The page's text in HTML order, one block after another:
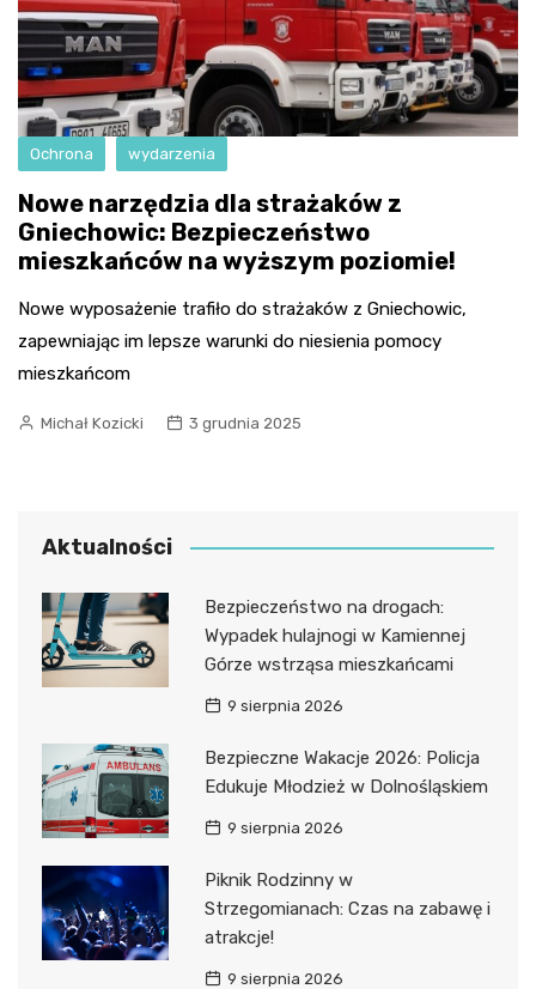
Ochrona wydarzenia
Nowe narzędzia dla strażaków z
Gniechowic: Bezpieczeństwo
mieszkańców na wyższym poziomie!
Nowe wyposażenie trafiło do strażaków z Gniechowic,
zapewniając im lepsze warunki do niesienia pomocy
mieszkańcom
Michał Kozicki 3 grudnia 2025
Aktualności
Bezpieczeństwo na drogach:
Wypadek hulajnogi w Kamiennej
Górze wstrząsa mieszkańcami
9 sierpnia 2026
Bezpieczne Wakacje 2026: Policja
Edukuje Młodzież w Dolnośląskiem
9 sierpnia 2026
Piknik Rodzinny w
Strzegomianach: Czas na zabawę i
atrakcje!
9 sierpnia 2026